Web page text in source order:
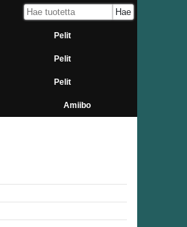
Pelit
Pelit
Pelit
Amiibo